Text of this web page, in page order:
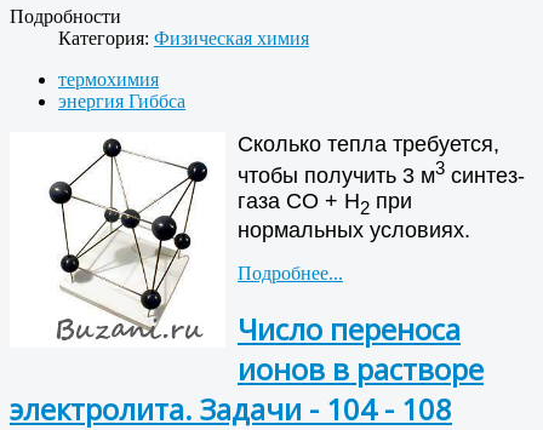
Подробности
Категория: Физическая химия
термохимия
энергия Гиббса
Сколько тепла требуется,
чтобы получить 3 м3 синтез-
газа СО + Н2 при
нормальных условиях.
Подробнее...
Число переноса
ионов в растворе
электролита. Задачи - 104 - 108